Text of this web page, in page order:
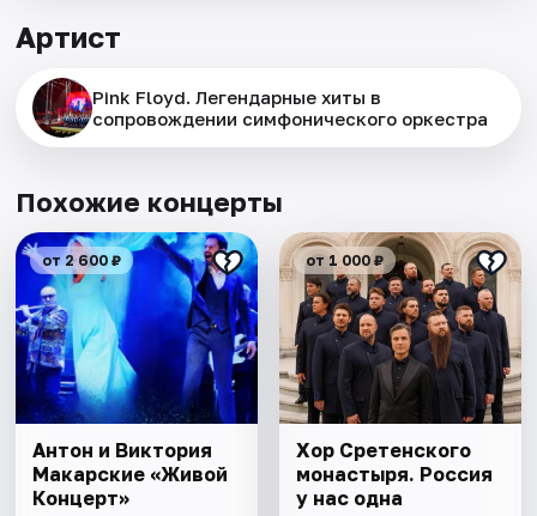
Артист
Pink Floyd. Легендарные хиты в
сопровождении симфонического оркестра
Похожие концерты
от 2 600 ₽
Антон и Виктория
Макарские «Живой
Концерт»
от 1 000 ₽
Хор Сретенского
монастыря. Россия
у нас одна